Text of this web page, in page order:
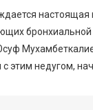
бронхиальной
этим недугом,